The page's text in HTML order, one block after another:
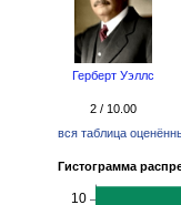
Герберт Уэллс
2 / 10.00
вся таблица
Гистограмма